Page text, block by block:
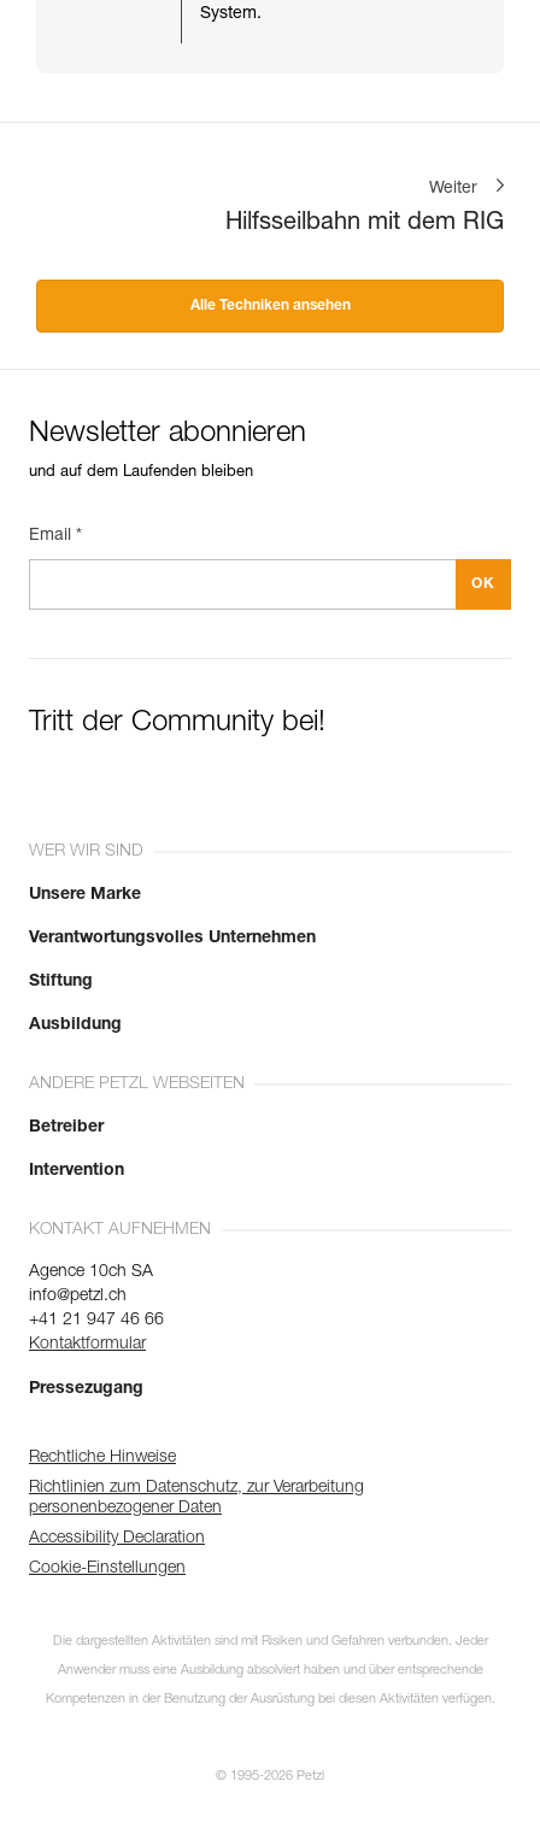
System.
Weiter
Hilfsseilbahn mit dem RIG
Alle Techniken ansehen
Newsletter abonnieren
und auf dem Laufenden bleiben
Email *
Tritt der Community bei!
WER WIR SIND
Unsere Marke
Verantwortungsvolles Unternehmen
Stiftung
Ausbildung
ANDERE PETZL WEBSEITEN
Betreiber
Intervention
KONTAKT AUFNEHMEN
Agence 10ch SA
info@petzl.ch
+41 21 947 46 66
Kontaktformular
Pressezugang
Rechtliche Hinweise
Richtlinien zum Datenschutz, zur Verarbeitung
personenbezogener Daten
Accessibility Declaration
Cookie-Einstellungen
Die dargestellten Aktivitäten sind mit Risiken und Gefahren verbunden. Jeder
Anwender muss eine Ausbildung absolviert haben und über entsprechende
Kompetenzen in der Benutzung der Ausrüstung bei diesen Aktivitäten verfügen.
© 1995-2026 Petzl